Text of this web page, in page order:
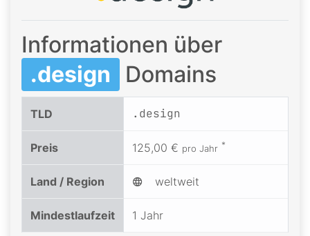
Informationen über
.design
Domains
TLD .design
Preis 125,00 € pro Jahr *
Land / Region weltweit
Mindestlaufzeit 1 Jahr